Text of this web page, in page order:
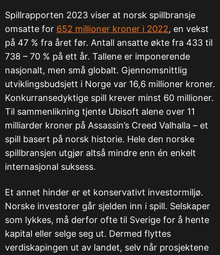
Spillrapporten 2023 viser at norsk spillbransje
omsatte for 652 millioner kroner i 2022, en vekst
på 47 % fra året før. Antall ansatte økte fra 433 til
738 – 70 % på ett år. Tallene er imponerende
nasjonalt, men små globalt. Gjennomsnittlig
utviklingsbudsjett i Norge var 16,6 millioner kroner.
Konkurransedyktige spill krever minst 60 millioner.
Til sammenlikning tjente Ubisoft alene over 11
milliarder kroner på Assassin’s Creed Valhalla – et
spill basert på norsk historie. Hele den norske
spillbransjen utgjør altså mindre enn én enkelt
internasjonal suksess.
Et annet hinder er et konservativt investormiljø.
Norske investorer går sjelden inn i spill. Selskaper
som lykkes, må derfor ofte til Sverige for å hente
kapital eller selge seg ut. Dermed flyttes
verdiskapingen ut av landet, selv når prosjektene